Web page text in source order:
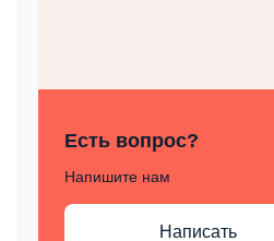
Есть вопрос?
Напишите нам
Написать